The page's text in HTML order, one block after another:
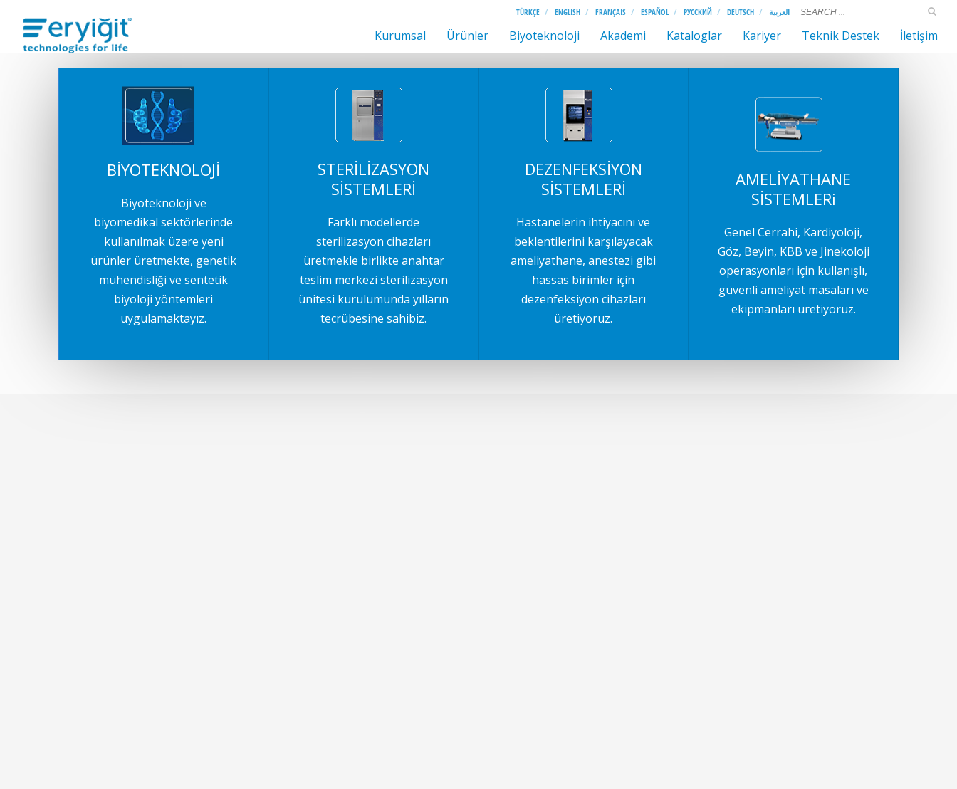
TÜRKÇE ENGLISH FRANÇAIS ESPAÑOL РУССКИЙ DEUTSCH العربية
Kurumsal Ürünler Biyoteknoloji Akademi Kataloglar Kariyer Teknik Destek İletişim
BİYOTEKNOLOJİ
Biyoteknoloji ve
biyomedikal sektörlerinde
kullanılmak üzere yeni
ürünler üretmekte, genetik
mühendisliği ve sentetik
biyoloji yöntemleri
uygulamaktayız.
STERİLİZASYON
SİSTEMLERİ
Farklı modellerde
sterilizasyon cihazları
üretmekle birlikte anahtar
teslim merkezi sterilizasyon
ünitesi kurulumunda yılların
tecrübesine sahibiz.
DEZENFEKSİYON
SİSTEMLERİ
Hastanelerin ihtiyacını ve
beklentilerini karşılayacak
ameliyathane, anestezi gibi
hassas birimler için
dezenfeksiyon cihazları
üretiyoruz.
AMELİYATHANE
SİSTEMLERi
Genel Cerrahi, Kardiyoloji,
Göz, Beyin, KBB ve Jinekoloji
operasyonları için kullanışlı,
güvenli ameliyat masaları ve
ekipmanları üretiyoruz.